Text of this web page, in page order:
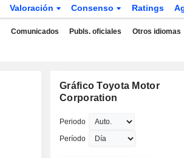
Valoración Consenso Ratings
Comunicados Publs. oficiales Otros idiomas
Gráfico Toyota Motor
Corporation
Periodo
Período